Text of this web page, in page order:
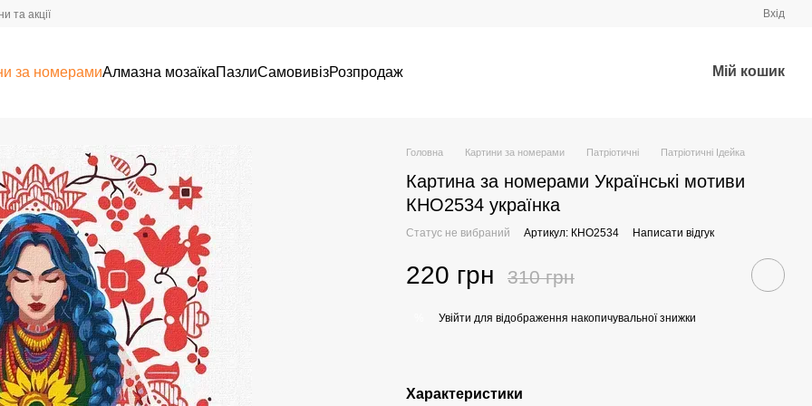
та акції Вхід
за номерамиАлмазна мозаїкаПазлиСамовивізРозпродаж Мій кошик
Головна Картини за номерами Патріотичні Патріотичні Ідейка
Картина за номерами Українські мотиви
КНО2534 українка
Статус не вибраний Артикул: КНО2534 Написати відгук
220 грн 310 грн
Увійти для відображення накопичувальної знижки
Характеристики